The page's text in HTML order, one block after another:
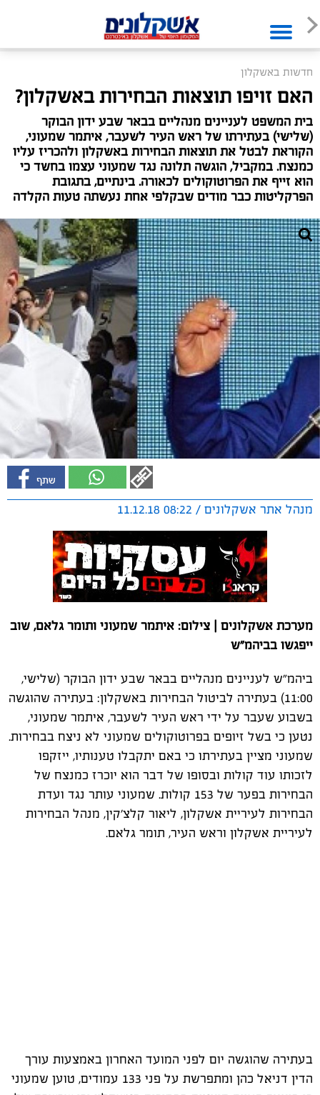
חדשות באשקלון
האם זויפו תוצאות הבחירות באשקלון?
בית המשפט לעניינים מנהליים בבאר שבע ידון הבוקר
(שלישי) בעתירתו של ראש העיר לשעבר, איתמר שמעוני,
הקוראת לבטל את תוצאות הבחירות באשקלון ולהכריז עליו
כמנצח. במקביל, הוגשה תלונה נגד שמעוני עצמו בחשד כי
הוא זייף את הפרוטוקולים לכאורה. בינתיים, בתגובת
הפרקליטות כבר מודים שבקלפי אחת נעשתה טעות הקלדה
מנהל אתר אשקלונים / 08:22 11.12.18
מערכת אשקלונים | צילום: איתמר שמעוני ותומר גלאם, שוב
ייפגשו בביהמ"ש
ביהמ"ש לעניינים מנהליים בבאר שבע ידון הבוקר (שלישי,
11:00) בעתירה לביטול הבחירות באשקלון: בעתירה שהוגשה
בשבוע שעבר על ידי ראש העיר לשעבר, איתמר שמעוני,
נטען כי בשל זיופים בפרוטוקולים שמעוני לא ניצח בבחירות.
שמעוני מציין בעתירתו כי באם יתקבלו טענותיו, ייזקפו
לזכותו עוד קולות ובסופו של דבר הוא יוכרז כמנצח של
הבחירות בפער של 153 קולות. שמעוני עותר נגד ועדת
הבחירות לעיריית אשקלון, ליאור קלצ'קין, מנהל הבחירות
לעיריית אשקלון וראש העיר, תומר גלאם.
בעתירה שהוגשה יום לפני המועד האחרון באמצעות עורך
הדין דניאל כהן ומתפרשת על פני 133 עמודים, טוען שמעוני